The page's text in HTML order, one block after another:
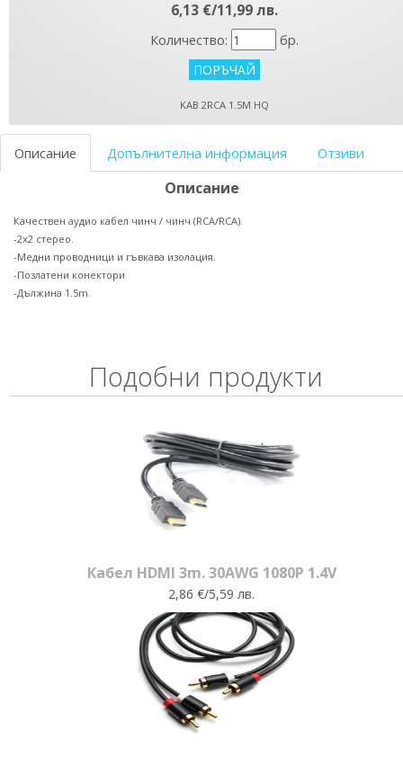
6,13 €/11,99 лв.
Количество: бр.
KAB 2RCA 1.5M HQ
Описание Допълнителна информация Отзиви
Описание
Качествен аудио кабел чинч / чинч (RCA/RCA).
-2х2 стерео.
-Медни проводници и гъвкава изолация.
-Позлатени конектори
-Дължина 1.5m.
Подобни продукти
Кабел HDMI 3m. 30AWG 1080P 1.4V
2,86 €/5,59 лв.